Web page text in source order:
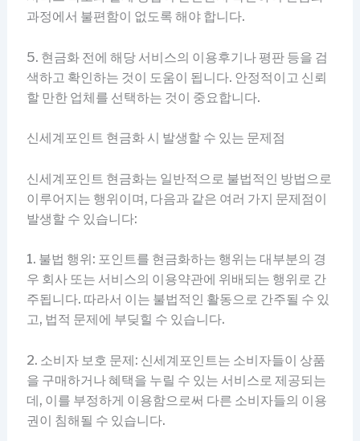
과정에서 불편함이 없도록 해야 합니다.
5. 현금화 전에 해당 서비스의 이용후기나 평판 등을 검
색하고 확인하는 것이 도움이 됩니다. 안정적이고 신뢰
할 만한 업체를 선택하는 것이 중요합니다.
신세계포인트 현금화 시 발생할 수 있는 문제점
신세계포인트 현금화는 일반적으로 불법적인 방법으로
이루어지는 행위이며, 다음과 같은 여러 가지 문제점이
발생할 수 있습니다:
1. 불법 행위: 포인트를 현금화하는 행위는 대부분의 경
우 회사 또는 서비스의 이용약관에 위배되는 행위로 간
주됩니다. 따라서 이는 불법적인 활동으로 간주될 수 있
고, 법적 문제에 부딪힐 수 있습니다.
2. 소비자 보호 문제: 신세계포인트는 소비자들이 상품
을 구매하거나 혜택을 누릴 수 있는 서비스로 제공되는
데, 이를 부정하게 이용함으로써 다른 소비자들의 이용
권이 침해될 수 있습니다.